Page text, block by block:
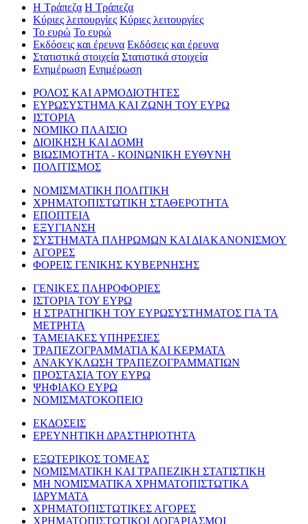
Η Τράπεζα Η Τράπεζα
Κύριες λειτουργίες Κύριες λειτουργίες
Το ευρώ Το ευρώ
Εκδόσεις και έρευνα Εκδόσεις και έρευνα
Στατιστικά στοιχεία Στατιστικά στοιχεία
Ενημέρωση Ενημέρωση
ΡΟΛΟΣ ΚΑΙ ΑΡΜΟΔΙΟΤΗΤΕΣ
ΕΥΡΩΣΥΣΤΗΜΑ ΚΑΙ ΖΩΝΗ ΤΟΥ ΕΥΡΩ
ΙΣΤΟΡΙΑ
ΝΟΜΙΚΟ ΠΛΑΙΣΙΟ
ΔΙΟΙΚΗΣΗ ΚΑΙ ΔΟΜΗ
ΒΙΩΣΙΜΟΤΗΤΑ - ΚΟΙΝΩΝΙΚΗ ΕΥΘΥΝΗ
ΠΟΛΙΤΙΣΜΟΣ
ΝΟΜΙΣΜΑΤΙΚΗ ΠΟΛΙΤΙΚΗ
ΧΡΗΜΑΤΟΠΙΣΤΩΤΙΚΗ ΣΤΑΘΕΡΟΤΗΤΑ
ΕΠΟΠΤΕΙΑ
ΕΞΥΓΙΑΝΣΗ
ΣΥΣΤΗΜΑΤΑ ΠΛΗΡΩΜΩΝ ΚΑΙ ΔΙΑΚΑΝΟΝΙΣΜΟΥ
ΑΓΟΡΕΣ
ΦΟΡΕΙΣ ΓΕΝΙΚΗΣ ΚΥΒΕΡΝΗΣΗΣ
ΓΕΝΙΚΕΣ ΠΛΗΡΟΦΟΡΙΕΣ
ΙΣΤΟΡΙΑ ΤΟΥ ΕΥΡΩ
Η ΣΤΡΑΤΗΓΙΚΗ ΤΟΥ ΕΥΡΩΣΥΣΤΗΜΑΤΟΣ ΓΙΑ ΤΑ
ΜΕΤΡΗΤΑ
ΤΑΜΕΙΑΚΕΣ ΥΠΗΡΕΣΙΕΣ
ΤΡΑΠΕΖΟΓΡΑΜΜΑΤΙΑ ΚΑΙ ΚΕΡΜΑΤΑ
ΑΝΑΚΥΚΛΩΣΗ ΤΡΑΠΕΖΟΓΡΑΜΜΑΤΙΩΝ
ΠΡΟΣΤΑΣΙΑ ΤΟΥ ΕΥΡΩ
ΨΗΦΙΑΚΟ ΕΥΡΩ
ΝΟΜΙΣΜΑΤΟΚΟΠΕΙΟ
ΕΚΔΟΣΕΙΣ
ΕΡΕΥΝΗΤΙΚΗ ΔΡΑΣΤΗΡΙΟΤΗΤΑ
ΕΞΩΤΕΡΙΚΟΣ ΤΟΜΕΑΣ
ΝΟΜΙΣΜΑΤΙΚΗ ΚΑΙ ΤΡΑΠΕΖΙΚΗ ΣΤΑΤΙΣΤΙΚΗ
ΜΗ ΝΟΜΙΣΜΑΤΙΚΑ ΧΡΗΜΑΤΟΠΙΣΤΩΤΙΚΑ
ΙΔΡΥΜΑΤΑ
ΧΡΗΜΑΤΟΠΙΣΤΩΤΙΚΕΣ ΑΓΟΡΕΣ
ΧΡΗΜΑΤΟΠΙΣΤΩΤΙΚΟΙ ΛΟΓΑΡΙΑΣΜΟΙ